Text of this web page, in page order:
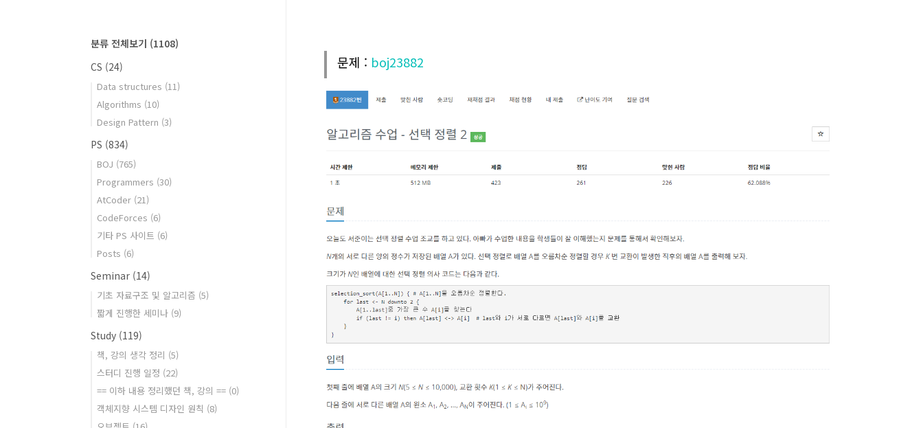
문제 : boj23882
분류 전체보기 (1108)
CS (24)
Data structures (11)
Algorithms (10)
Design Pattern (3)
PS (834)
BOJ (765)
Programmers (30)
AtCoder (21)
CodeForces (6)
기타 PS 사이트 (6)
Posts (6)
Seminar (14)
기초 자료구조 및 알고리즘 (5)
짧게 진행한 세미나 (9)
Study (119)
책, 강의 생각 정리 (5)
스터디 진행 일정 (22)
== 이하 내용 정리했던 책, 강의 == (0)
객체지향 시스템 디자인 원칙 (8)